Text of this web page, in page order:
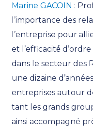
Marine GACOIN :
l’importance des
l’entreprise pour
et l’efficacité́
dans le secteur des
une dizaine
entreprises autour
tant les grands
ainsi accompagné